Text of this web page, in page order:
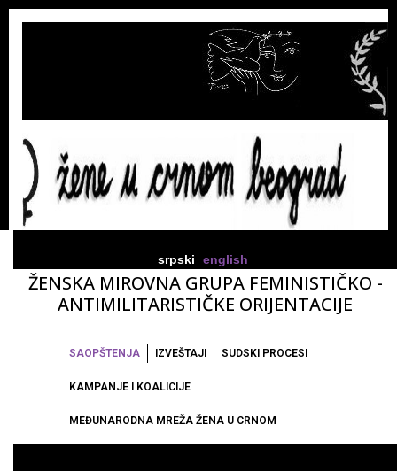
srpski english
ŽENSKA MIROVNA GRUPA FEMINISTIČKO -
ANTIMILITARISTIČKE ORIJENTACIJE
SAOPŠTENJA IZVEŠTAJI SUDSKI PROCESI
KAMPANJE I KOALICIJE
MEĐUNARODNA MREŽA ŽENA U CRNOM